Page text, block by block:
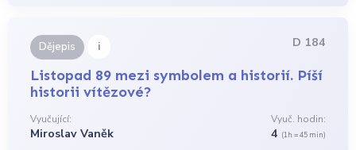
Dějepis i D 184
Listopad 89 mezi symbolem a historií. Píší
historii vítězové?
Vyučující:
Miroslav Vaněk
Vyuč. hodin:
4 (1h = 45 min)